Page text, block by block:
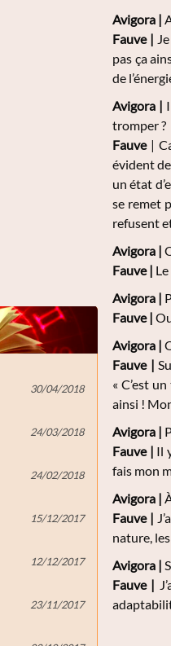
30/04/2018
24/03/2018
24/02/2018
15/12/2017
12/12/2017
23/11/2017
Avigora |
Fauve |
pas ça
de
Avigora |
tromper ?
Fauve|
évident
un état
se remet
refusent
Avigora |
Fauve |
Avigora |
Fauve |
Avigora |
Fauve |
« C’est
ainsi !
Avigora |
Fauve | Il
fais mon
Avigora |
Fauve |
nature,
Avigora |
Fauve |